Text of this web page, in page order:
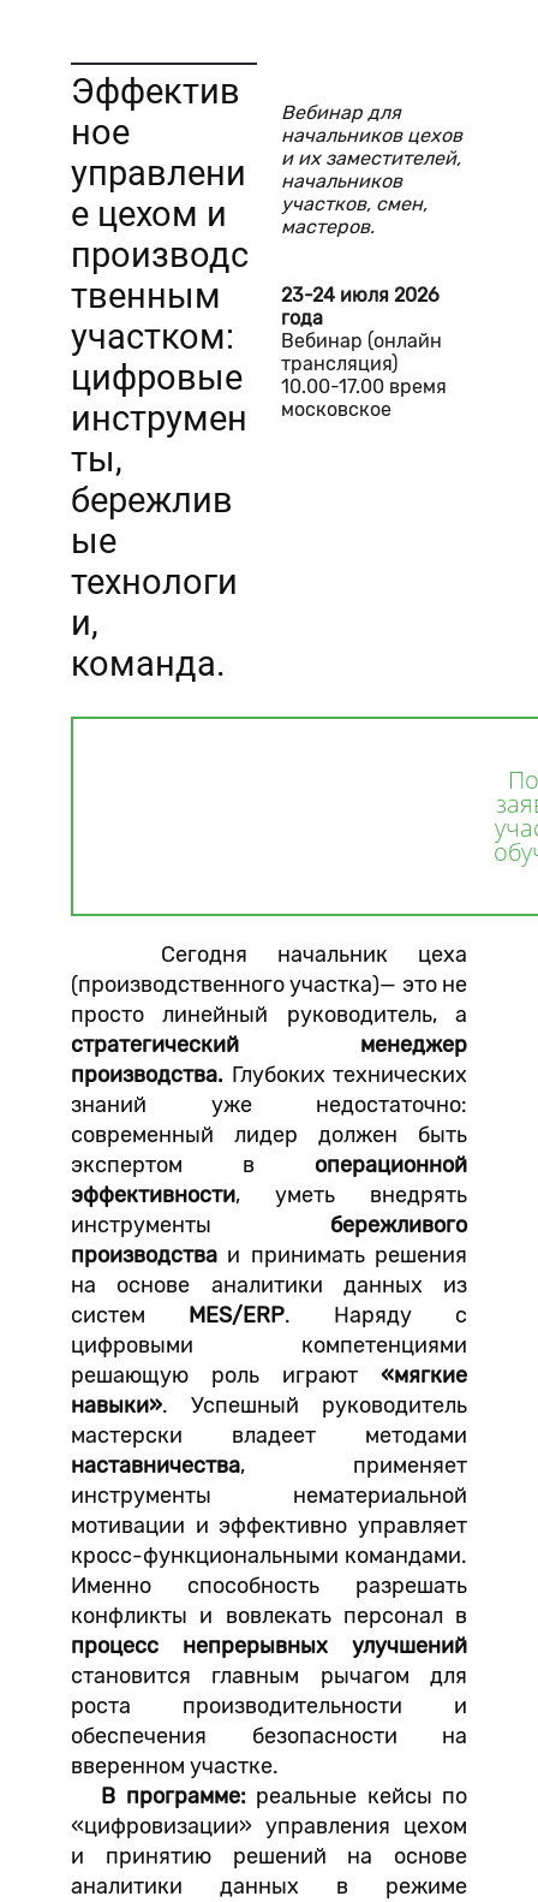
Эффектив
ное
управлени
е цехом и
производс
твенным
участком:
цифровые
инструмен
ты,
бережлив
ые
технологи
и,
команда.
Вебинар для
начальников цехов
и их заместителей,
начальников
участков, смен,
мастеров.
23-24 июля 2026
года
Вебинар (онлайн
трансляция)
10.00-17.00 время
московское
Сегодня начальник цеха
(производственного участка)— это не
просто линейный руководитель, а
стратегический менеджер
производства. Глубоких технических
знаний уже недостаточно:
современный лидер должен быть
экспертом в операционной
эффективности, уметь внедрять
инструменты бережливого
производства и принимать решения
на основе аналитики данных из
систем MES/ERP. Наряду с
цифровыми компетенциями
решающую роль играют «мягкие
навыки». Успешный руководитель
мастерски владеет методами
наставничества, применяет
инструменты нематериальной
мотивации и эффективно управляет
кросс-функциональными командами.
Именно способность разрешать
конфликты и вовлекать персонал в
процесс непрерывных улучшений
становится главным рычагом для
роста производительности и
обеспечения безопасности на
вверенном участке.
В программе:реальные кейсы по
«цифровизации» управления цехом
и принятию решений на основе
аналитики данных в режиме